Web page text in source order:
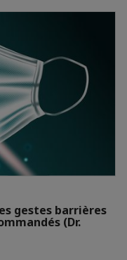
gestes barrières
(Dr.